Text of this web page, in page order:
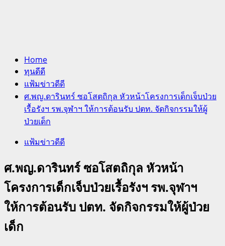
Home
ทุนดีดี
แฟ้มข่าวดีดี
ศ.พญ.ดารินทร์ ซอโสตถิกุล หัวหน้าโครงการเด็กเจ็บป่วย
เรื้อรังฯ รพ.จุฬาฯ ให้การต้อนรับ ปตท. จัดกิจกรรมให้ผู้
ป่วยเด็ก
แฟ้มข่าวดีดี
ศ.พญ.ดารินทร์ ซอโสตถิกุล หัวหน้า
โครงการเด็กเจ็บป่วยเรื้อรังฯ รพ.จุฬาฯ
ให้การต้อนรับ ปตท. จัดกิจกรรมให้ผู้ป่วย
เด็ก